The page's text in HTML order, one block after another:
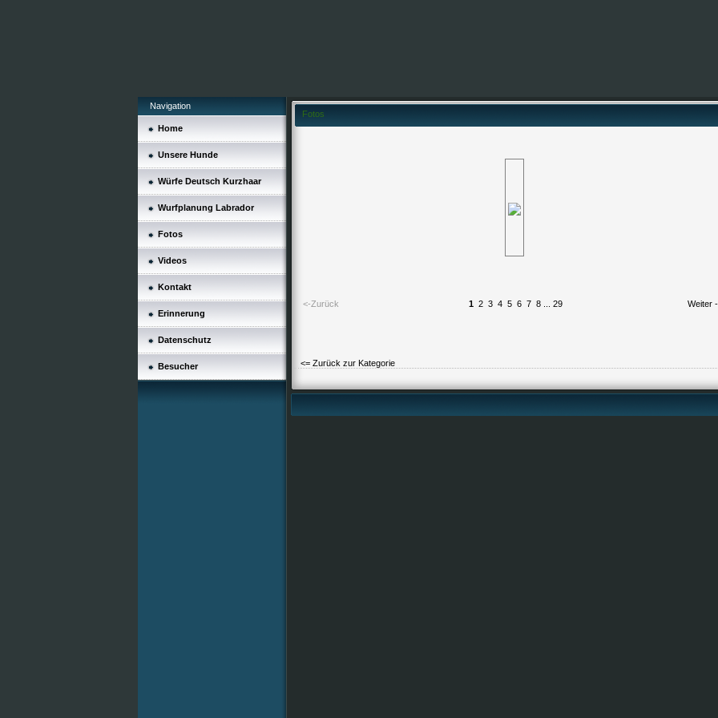
Navigation
Home
Unsere Hunde
Würfe Deutsch Kurzhaar
Wurfplanung Labrador
Fotos
Videos
Kontakt
Erinnerung
Datenschutz
Besucher
Fotos
<-Zurück 1 2 3 4 5 6 7 8... 29 Weiter
<= Zurück zur Kategorie